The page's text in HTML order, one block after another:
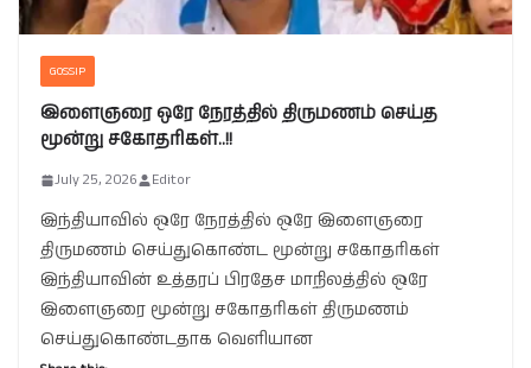
GOSSIP
இளைஞரை ஒரே நேரத்தில் திருமணம் செய்த
மூன்று சகோதரிகள்..!!
July 25, 2026 Editor
இந்தியாவில் ஒரே நேரத்தில் ஒரே இளைஞரை
திருமணம் செய்துகொண்ட மூன்று சகோதரிகள்
இந்தியாவின் உத்தரப் பிரதேச மாநிலத்தில் ஒரே
இளைஞரை மூன்று சகோதரிகள் திருமணம்
செய்துகொண்டதாக வெளியான